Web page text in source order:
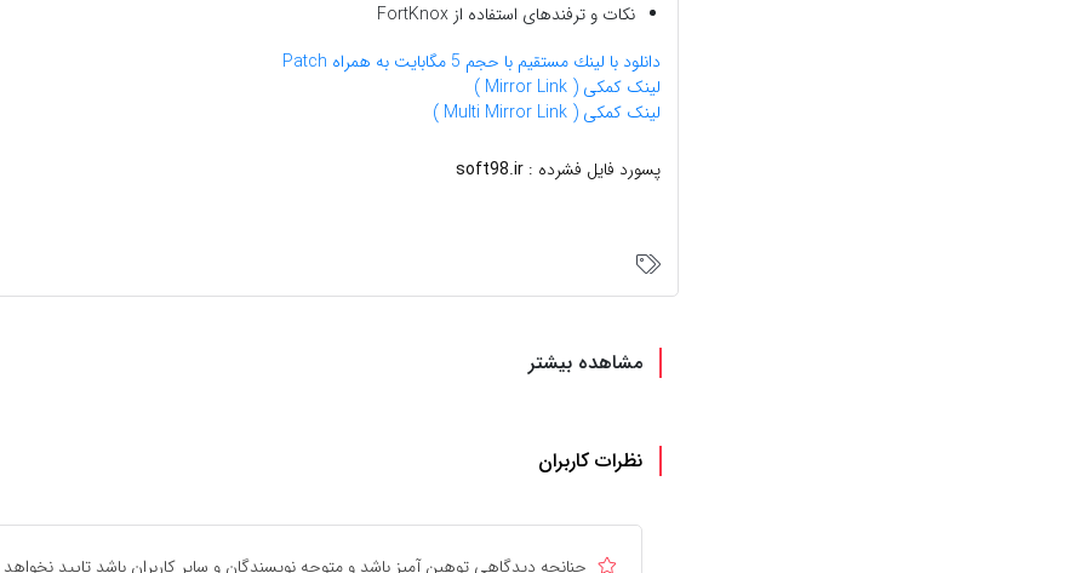
نکات و ترفندهای استفاده از FortKnox
دانلود با لينك مستقيم با حجم 5 مگابايت به همراه Patch
لینک کمکی ( Mirror Link )
لینک کمکی ( Multi Mirror Link )
پسورد فايل فشرده : soft98.ir
مشاهده بیشتر
نظرات کاربران
چنانچه دیدگاهی توهین آمیز باشد و متوجه نویسندگان و سایر کاربران باشد تایید